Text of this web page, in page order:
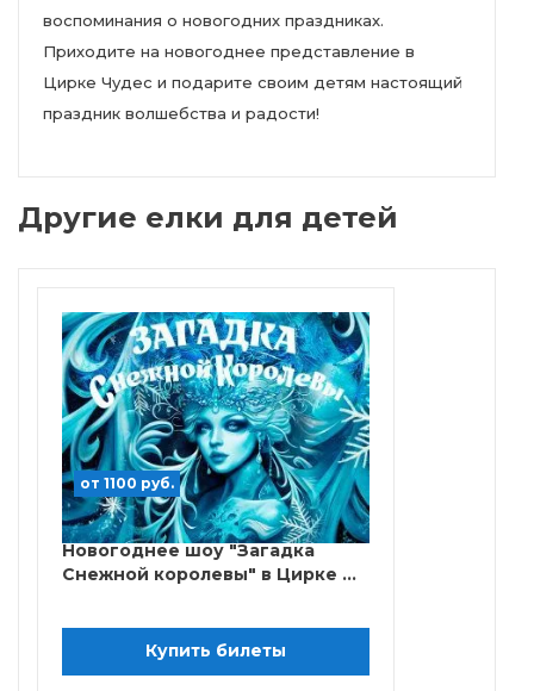
воспоминания о новогодних праздниках.
Приходите на новогоднее представление в
Цирке Чудес и подарите своим детям настоящий
праздник волшебства и радости!
Другие елки для детей
от 1100 руб.
Новогоднее шоу "Загадка
Снежной королевы" в Цирке ...
Купить билеты